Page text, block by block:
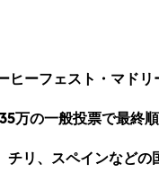
ヒーフェスト・マドリ
35万の一般投票で最終
チリ、スペインなどの